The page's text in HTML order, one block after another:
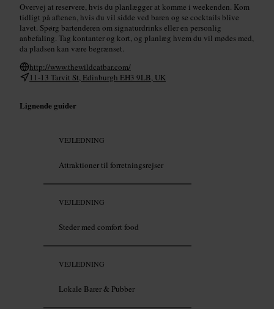
Overvej at reservere, hvis du planlægger at komme i weekenden. Kom
tidligt på aftenen, hvis du vil sidde ved baren og se cocktails blive
lavet. Spørg bartenderen om signaturdrinks eller en personlig
anbefaling. Tag kontanter og kort, og planlæg hvem du vil mødes med,
da pladsen kan være begrænset.
http://www.thewildcatbar.com/
11-13 Tarvit St, Edinburgh EH3 9LB, UK
Lignende guider
VEJLEDNING
Attraktioner til forretningsrejser
VEJLEDNING
Steder med comfort food
VEJLEDNING
Lokale Barer & Pubber